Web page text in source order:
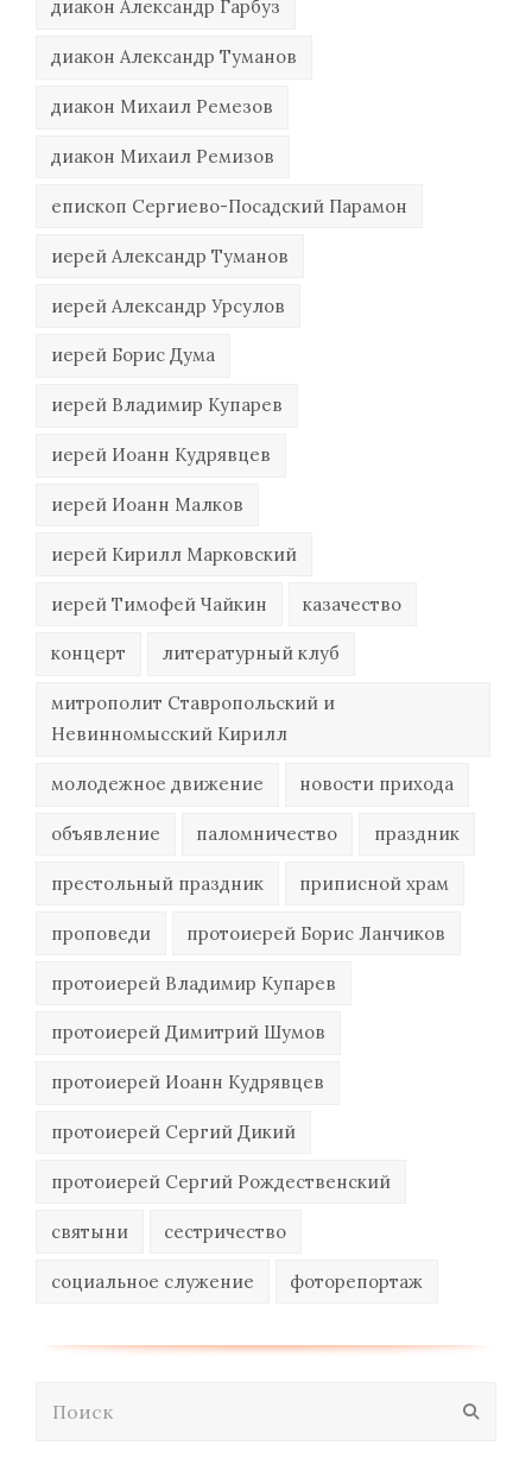
диакон Александр Гарбуз
диакон Александр Туманов
диакон Михаил Ремезов
диакон Михаил Ремизов
епископ Сергиево-Посадский Парамон
иерей Александр Туманов
иерей Александр Урсулов
иерей Борис Дума
иерей Владимир Купарев
иерей Иоанн Кудрявцев
иерей Иоанн Малков
иерей Кирилл Марковский
иерей Тимофей Чайкин казачество
концерт литературный клуб
митрополит Ставропольский и
Невинномысский Кирилл
молодежное движение новости прихода
объявление паломничество праздник
престольный праздник приписной храм
проповеди протоиерей Борис Ланчиков
протоиерей Владимир Купарев
протоиерей Димитрий Шумов
протоиерей Иоанн Кудрявцев
протоиерей Сергий Дикий
протоиерей Сергий Рождественский
святыни сестричество
социальное служение фоторепортаж